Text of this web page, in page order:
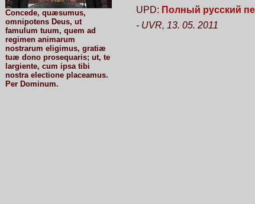
Concede, quæsumus,
omnipotens Deus, ut
famulum tuum, quem ad
regimen animarum
nostrarum eligimus, gratiæ
tuæ dono prosequaris; ut, te
largiente, cum ipsa tibi
nostra electione placeamus.
Per Dominum.
UPD: Полный русский
- UVR, 13. 05. 2011